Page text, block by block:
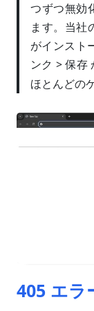
つずつ無効
ます。当社
がインスト
ンク > 保存
ほとんどの
405 エラ